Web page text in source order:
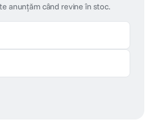
anunțăm când revine în stoc.